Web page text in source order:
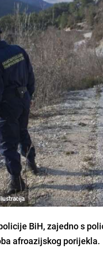
BiH, zajedno s
afroazijskog porijekla.